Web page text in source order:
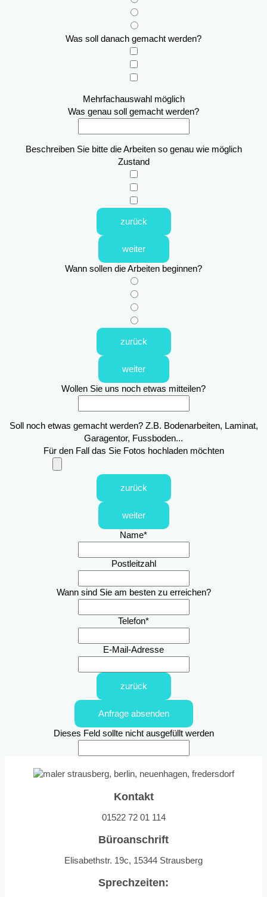
Was soll danach gemacht werden?
Mehrfachauswahl möglich
Was genau soll gemacht werden?
Beschreiben Sie bitte die Arbeiten so genau wie möglich
Zustand
zurück
weiter
Wann sollen die Arbeiten beginnen?
zurück
weiter
Wollen Sie uns noch etwas mitteilen?
Soll noch etwas gemacht werden? Z.B. Bodenarbeiten, Laminat,
Garagentor, Fussboden...
Für den Fall das Sie Fotos hochladen möchten
zurück
weiter
Name*
Postleitzahl
Wann sind Sie am besten zu erreichen?
Telefon*
E-Mail-Adresse
zurück
Anfrage absenden
Dieses Feld sollte nicht ausgefüllt werden
Kontakt
01522 72 01 114
Büroanschrift
Elisabethstr. 19c, 15344 Strausberg
Sprechzeiten: